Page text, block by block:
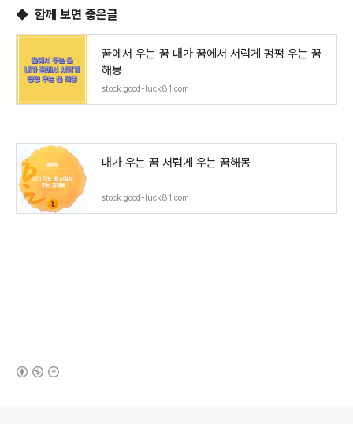
◆ 함께 보면 좋은글
꿈에서 우는 꿈 내가 꿈에서 서럽게 펑펑 우는 꿈
해몽
stock.good-luck81.com
내가 우는 꿈 서럽게 우는 꿈해몽
stock.good-luck81.com